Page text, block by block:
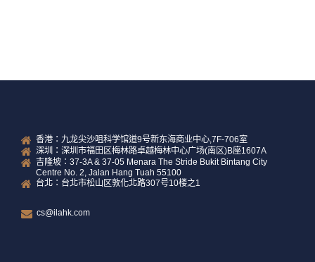
香港：九龙尖沙咀科学馆道9号新东海商业中心,7F-706室
深圳：深圳市福田区梅林路卓越梅林中心广场(南区)B座1607A
吉隆坡：37-3A & 37-05 Menara The Stride Bukit Bintang City
Centre No. 2, Jalan Hang Tuah 55100
台北：台北市松山区敦化北路307号10楼之1
cs@ilahk.com